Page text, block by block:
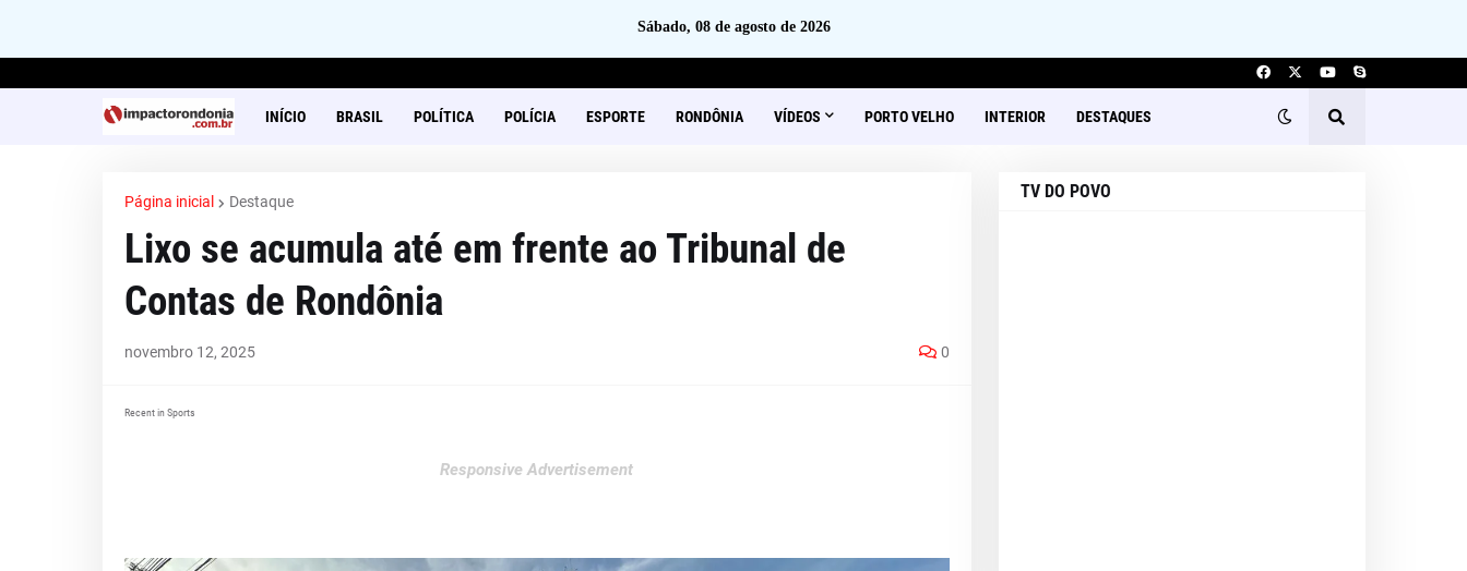
Sábado, 08 de agosto de 2026
INÍCIO BRASIL POLÍTICA POLÍCIA ESPORTE RONDÔNIA VÍDEOS PORTO VELHO INTERIOR DESTAQUES
Página inicial Destaque
Lixo se acumula até em frente ao Tribunal de
Contas de Rondônia
novembro 12, 2025 0
Recent in Sports
Responsive Advertisement
TV DO POVO